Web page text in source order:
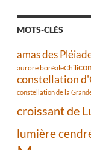
MOTS-CLÉS
amas des
aurore boréaleChili
constellation
constellation de la
croissant de
lumière